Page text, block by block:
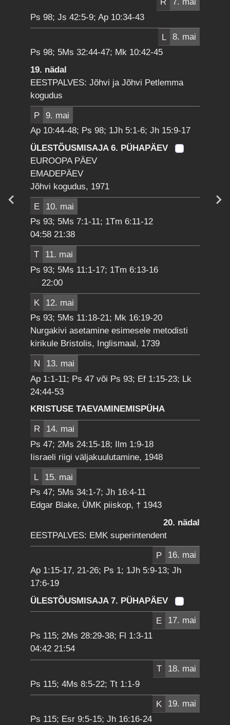
Ps 98; Js 42:5-9; Ap 10:34-43
L
8. mai
Ps 98; 5Ms 32:44-47; Mk 10:42-45
19. nädal
EESTPALVES: Jõhvi ja Jõhvi Petlemma
kogudus
P
9. mai
Ap 10:44-48; Ps 98; 1Jh 5:1-6; Jh 15:9-17
ÜLESTÕUSMISAJA 6. PÜHAPÄEV
EUROOPA PÄEV
EMADEPÄEV
Jõhvi kogudus, 1971
E
10. mai
Ps 93; 5Ms 7:1-11; 1Tm 6:11-12
04:58 21:38
T
11. mai
Ps 93; 5Ms 11:1-17; 1Tm 6:13-16
22:00
K
12. mai
Ps 93; 5Ms 11:18-21; Mk 16:19-20
Nurgakivi asetamine esimesele metodisti
kirikule Bristolis, Inglismaal, 1739
N
13. mai
Ap 1:1-11; Ps 47 või Ps 93; Ef 1:15-23; Lk
24:44-53
KRISTUSE TAEVAMINEMISPÜHA
R
14. mai
Ps 47; 2Ms 24:15-18; Ilm 1:9-18
Iisraeli riigi väljakuulutamine, 1948
L
15. mai
Ps 47; 5Ms 34:1-7; Jh 16:4-11
Edgar Blake, ÜMK piiskop, † 1943
20. nädal
EESTPALVES: EMK superintendent
P
16. mai
Ap 1:15-17, 21-26; Ps 1; 1Jh 5:9-13; Jh
17:6-19
ÜLESTÕUSMISAJA 7. PÜHAPÄEV
E
17. mai
Ps 115; 2Ms 28:29-38; Fl 1:3-11
04:42 21:54
T
18. mai
Ps 115; 4Ms 8:5-22; Tt 1:1-9
K
19. mai
Ps 115; Esr 9:5-15; Jh 16:16-24